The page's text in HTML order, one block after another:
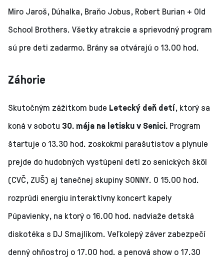
Miro Jaroš, Dúhalka, Braňo Jobus, Robert Burian + Old
School Brothers. Všetky atrakcie a sprievodný program
sú pre deti zadarmo. Brány sa otvárajú o 13.00 hod.
Záhorie
Skutočným zážitkom bude Letecký deň detí, ktorý sa
koná v sobotu 30. mája na letisku v Senici. Program
štartuje o 13.30 hod. zoskokmi parašutistov a plynule
prejde do hudobných vystúpení detí zo senických škôl
(CVČ, ZUŠ) aj tanečnej skupiny SONNY. O 15.00 hod.
rozprúdi energiu interaktívny koncert kapely
Púpavienky, na ktorý o 16.00 hod. nadviaže detská
diskotéka s DJ Smajlíkom. Veľkolepý záver zabezpečí
denný ohňostroj o 17.00 hod. a penová show o 17.30